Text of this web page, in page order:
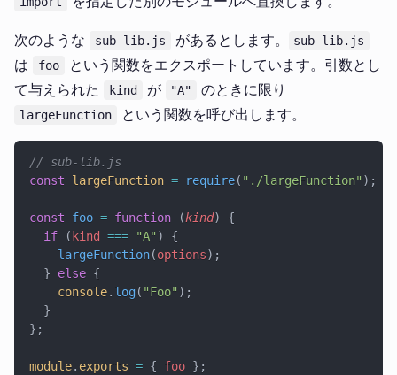
次のような sub-lib.js があるとします。 sub-lib.js
は foo
という関数をエクスポートしています。引数とし
て与えられた
kind が "A" のときに限り
largeFunction という関数を呼び出します。
// sub-lib.js
const largeFunction = require( "./largeFunction" );
const foo = function (kind) {
  if
( kind === "A" ) {
    largeFunction
(options);
  }
else {
    console
. log ( "Foo" );
  }
};
module. exports = { foo };